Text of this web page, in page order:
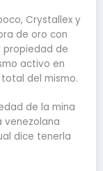
Crystallex y
de oro con
propiedad de
activo en
del mismo.
de la mina
venezolana
dice tenerla